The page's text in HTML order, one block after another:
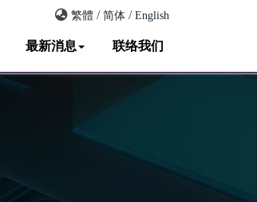
繁體 / 简体 / English
最新消息 联络我们